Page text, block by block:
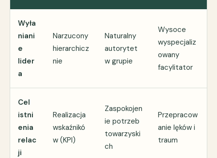
Wyła
niani
e
lider
a
Narzucony
hierarchicz
nie
Naturalny
autorytet
w grupie
Wysoce
wyspecjaliz
owany
facylitator
Cel
istni
enia
relac
ji
Realizacja
wskaźnikó
w (KPI)
Zaspokojen
ie potrzeb
towarzyski
ch
Przepracow
anie lęków i
traum